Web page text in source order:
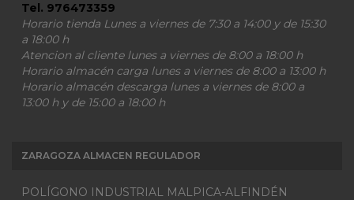
Tel. 976473359
Horario tienda Lunes a viernes de 7:30 a 14:00 y de 15:30
a 18:00 h
Atencion al cliente lunes a viernes de 8:00 a 18:00 h
Horario almacén carga lunes a viernes de 8:00 a 13:00 h
Horario almacén descarga lunes a viernes de 8:00 a
13:00 h y de 15:00 a 18:00 h
ZARAGOZA ALMACEN REGULADOR
POLÍGONO INDUSTRIAL MALPICA-ALFINDÉN